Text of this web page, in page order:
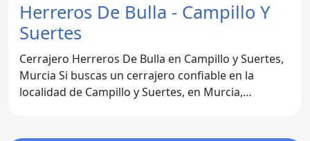
Herreros De Bulla - Campillo Y
Suertes
Cerrajero Herreros De Bulla en Campillo y Suertes,
Murcia Si buscas un cerrajero confiable en la
localidad de Campillo y Suertes, en Murcia,